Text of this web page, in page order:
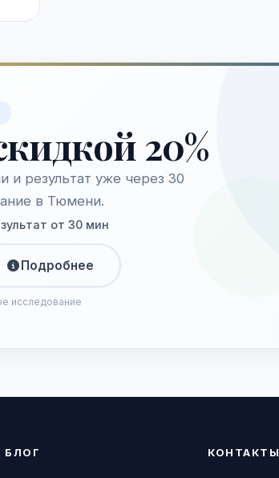
20%
и результат уже через 30
в Тюмени.
от 30 мин
Подробнее
исследование
БЛОГ КОНТАКТЫ